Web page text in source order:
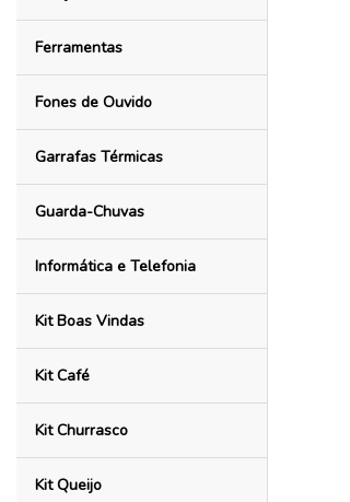
Ferramentas
Fones de Ouvido
Garrafas Térmicas
Guarda-Chuvas
Informática e Telefonia
Kit Boas Vindas
Kit Café
Kit Churrasco
Kit Queijo